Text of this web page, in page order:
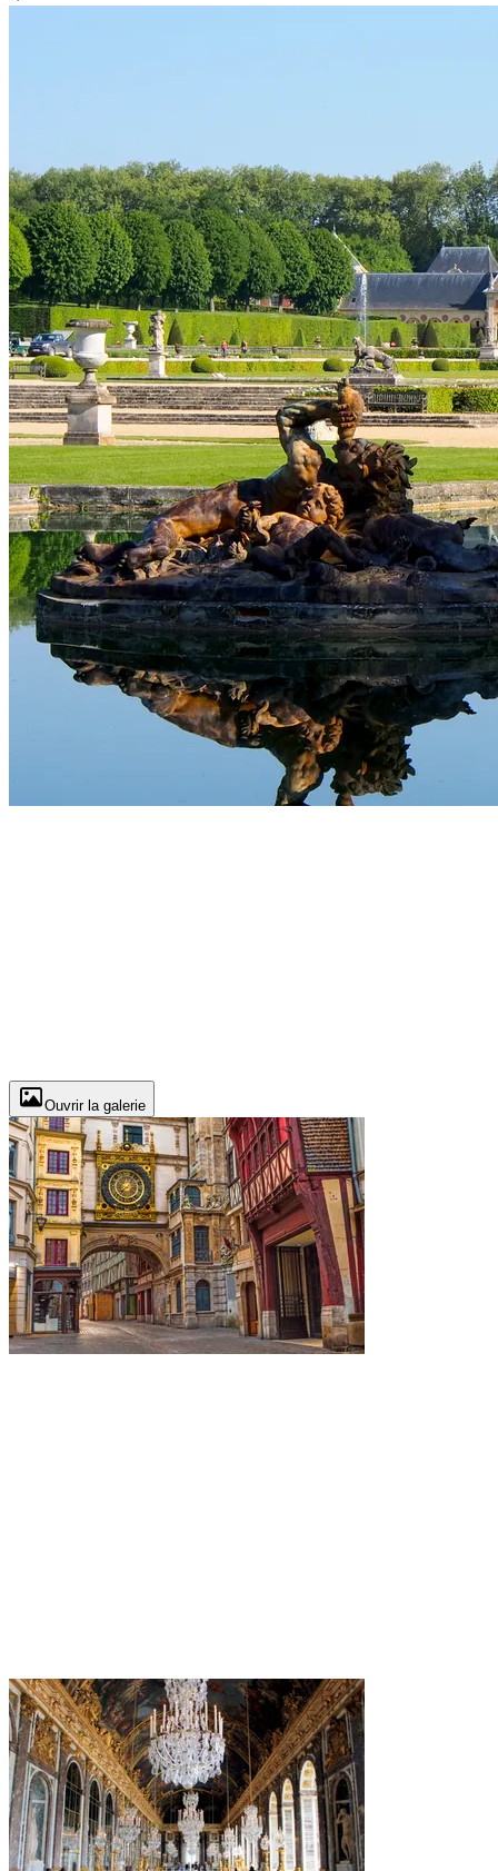
Ouvrir la galerie